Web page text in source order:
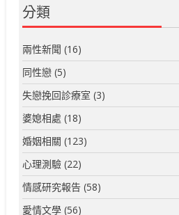
分類
兩性新聞 (16)
同性戀 (5)
失戀挽回診療室 (3)
婆媳相處 (18)
婚姻相關 (123)
心理測驗 (22)
情感研究報告 (58)
愛情文學 (56)